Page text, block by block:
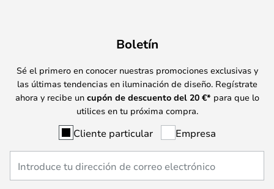
Boletín
Sé el primero en conocer nuestras promociones exclusivas y
las últimas tendencias en iluminación de diseño. Regístrate
ahora y recibe un cupón de descuento del 20 €* para que lo
utilices en tu próxima compra.
Cliente particular Empresa